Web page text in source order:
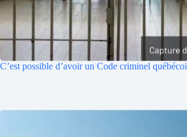
C’est possible d’avoir un Code criminel